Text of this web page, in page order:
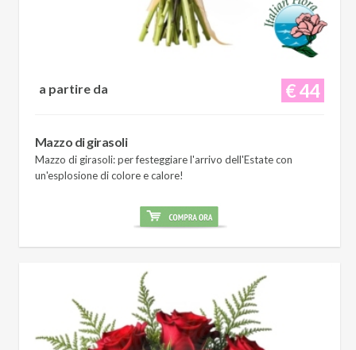
€ 44
a partire da
Mazzo di girasoli
Mazzo di girasoli: per festeggiare l'arrivo dell'Estate con
un'esplosione di colore e calore!